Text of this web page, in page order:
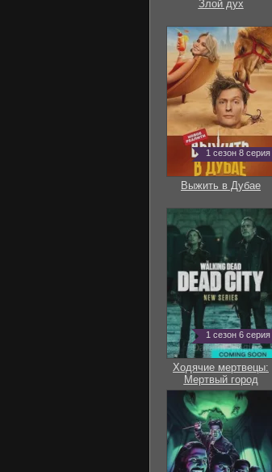
Злой дух
1 сезон 8 серия
Выжить в Дубае
1 сезон 6 серия
Ходячие мертвецы:
Мертвый город